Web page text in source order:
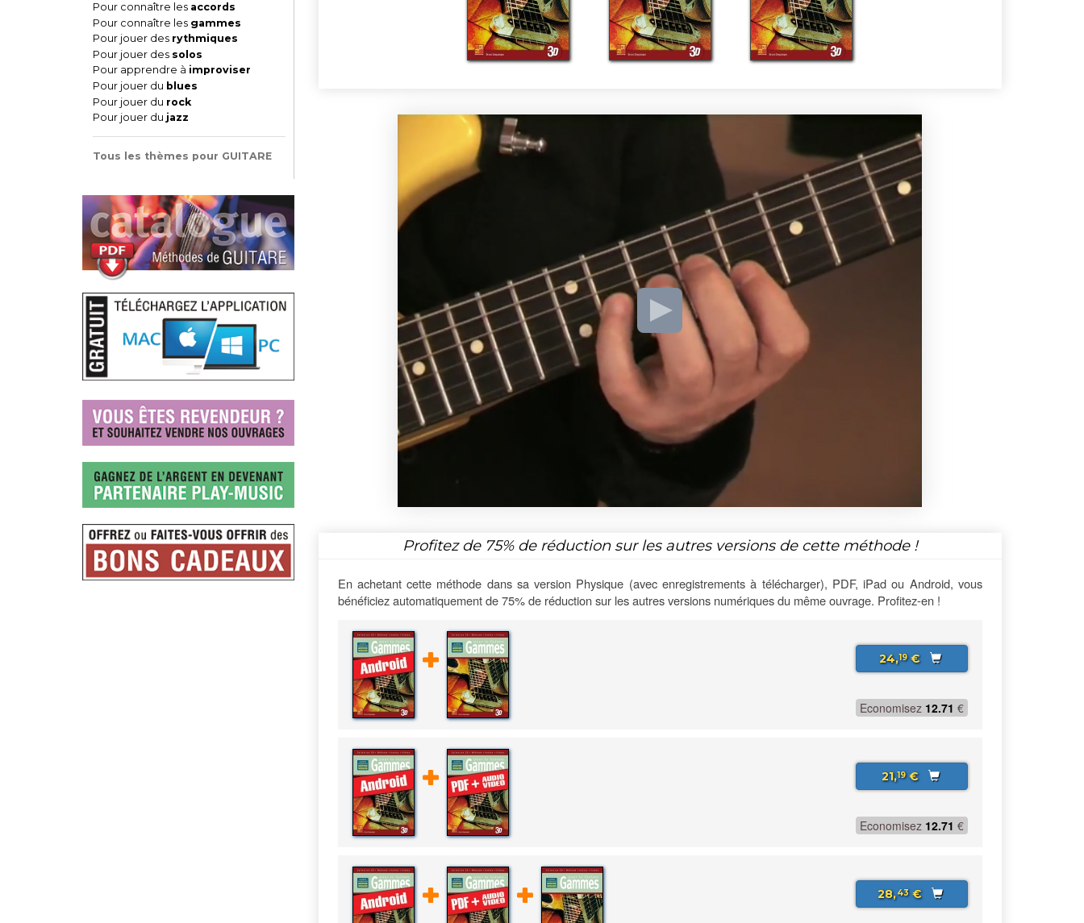
Pour connaître les accords
Pour connaître les gammes
Pour jouer des rythmiques
Pour jouer des solos
Pour apprendre à improviser
Pour jouer du blues
Pour jouer du rock
Pour jouer du jazz
Tous les thèmes pour GUITARE
Profitez de 75%de réduction sur les autres versions de cette méthode !
En achetant cette méthode dans sa version Physique (avec enregistrements à télécharger), PDF, iPad ou Android, vous
bénéficiez automatiquement de 75% de réduction sur les autres versions numériques du même ouvrage. Profitez-en !
24,19€
Economisez 12.71 €
21,19€
Economisez 12.71 €
28,43€